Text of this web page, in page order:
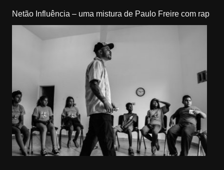
Netão Influência – uma mistura de Paulo Freire com rap